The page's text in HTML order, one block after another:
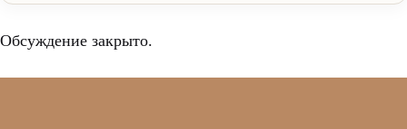
Обсуждение закрыто.